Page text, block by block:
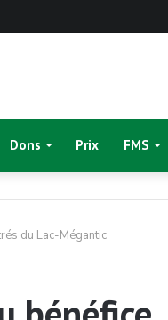
Dons Prix FMS
du Lac-Mégantic